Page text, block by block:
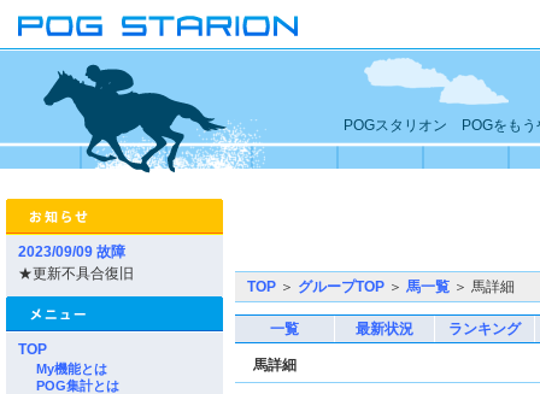
POGスタリオン POGをもう
2023/09/09 故障
★更新不具合復旧
TOP
My機能とは
POG集計とは
TOP ＞ グループTOP ＞ 馬一覧 ＞ 馬詳細
一覧 最新状況 ランキング
馬詳細